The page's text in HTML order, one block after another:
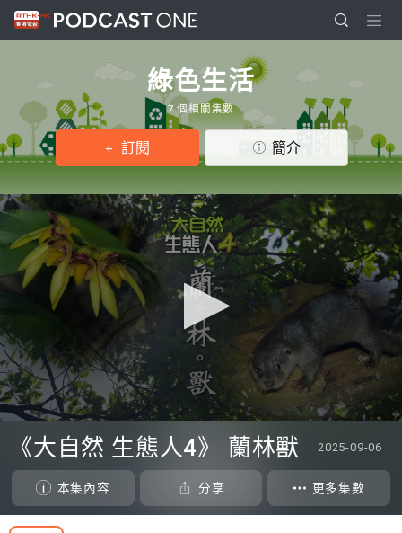
綠色生活
7 個相關集數
訂閱 簡介
seconds
seconds
《大自然 生態人4》 蘭林獸 2025-09-06
本集內容 分享 更多集數